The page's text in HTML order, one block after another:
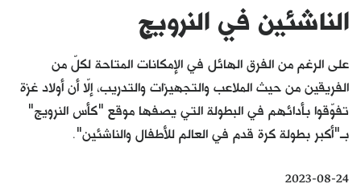
مواضيع
فكرة
دفاتر
بالصورة
كتّابنا
الناشئين في النرويج
على الرغم من الفرق الهائل في الإمكانات المتاحة لكلّ من
الفريقين من حيث الملاعب والتجهيزات والتدريب، إلّا أن أولاد غزة
تفوّقوا بأدائهم في البطولة التي يصفها موقع "كأس النرويج"
بـ"أكبر بطولة كرة قدم في العالم للأطفال والناشئين".
2023-08-24